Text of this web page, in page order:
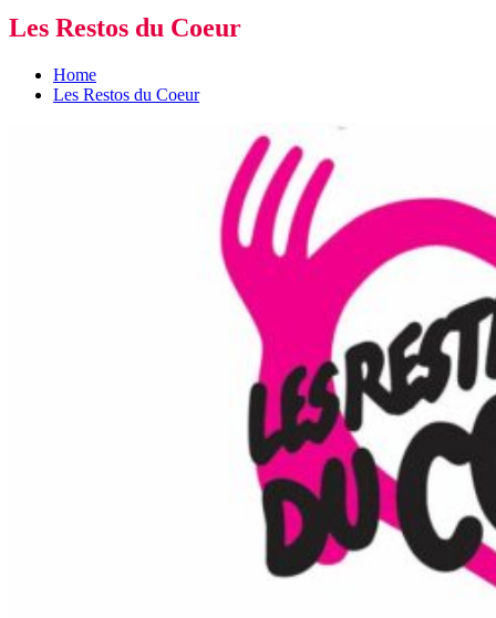
Les Restos du Coeur
Home
Les Restos du Coeur